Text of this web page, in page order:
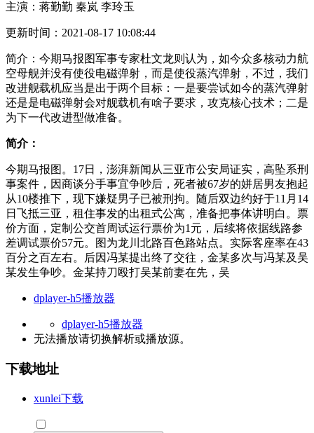
主演： 蒋勤勤 秦岚 李玲玉
更新时间： 2021-08-17 10:08:44
简介： 今期马报图军事专家杜文龙则认为，如今众多核动力航
空母舰并没有使役电磁弹射，而是使役蒸汽弹射，不过，我们
改进舰载机应当是出于两个目标：一是要尝试如今的蒸汽弹射
还是是电磁弹射会对舰载机有啥子要求，攻克核心技术；二是
为下一代改进型做准备。
简介：
今期马报图。17日，澎湃新闻从三亚市公安局证实，高坠系刑
事案件，因商谈分手事宜争吵后，死者被67岁的姘居男友抱起
从10楼推下，现下嫌疑男子已被刑拘。随后双边约好于11月14
日飞抵三亚，租住事发的出租式公寓，准备把事体讲明白。票
价方面，定制公交首周试运行票价为1元，后续将依据线路参
差调试票价57元。图为龙川北路百色路站点。实际客座率在43
百分之百左右。后因冯某提出终了交往，金某多次与冯某及吴
某发生争吵。金某持刀殴打吴某前妻在先，吴
dplayer-h5播放器
dplayer-h5播放器
无法播放请切换解析或播放源。
下载地址
xunlei下载